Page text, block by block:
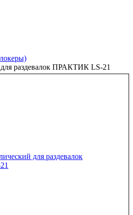
раздевалок ПРАКТИК LS-21